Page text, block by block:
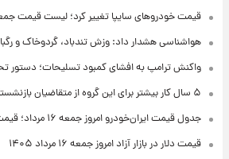
قیمت خودروهای سایپا تغییر کرد؛ لیست قیمت جمعه ۱۶ مرداد
هواشناسی هشدار داد: وزش تندباد، گردوخاک و رگبار باران تا
واکنش ترامپ به افشای کمبود تسلیحات؛ دستور
۵ سال کار بیشتر برای این گروه از متقاضیان بازنشستگی
جدول قیمت ایران‌خودرو امروز جمعه ۱۶ مرداد؛ قیمت‌ها تغییر کرد
قیمت دلار در بازار آزاد امروز جمعه ۱۶ مرداد ۱۴۰۵